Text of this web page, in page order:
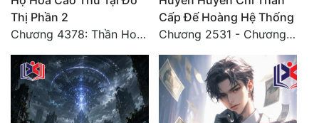
Tu Chân
Tội Phạm
Vô Địch
Thị Phần 2
Chương 4378: Thần Hoàng Hạ Thiên (Đại kết cục) (03)
Cấp Đế Hoàng Hệ Thống
Chương 2531 - Chương cuối